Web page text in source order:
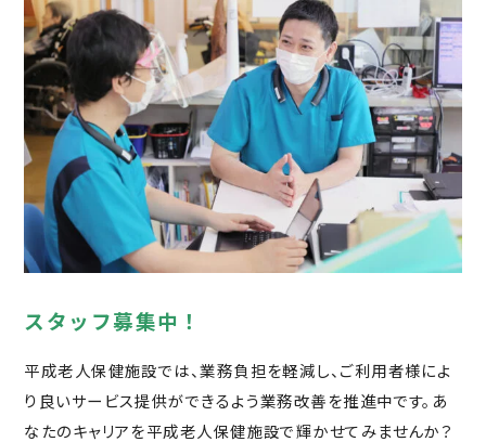
スタッフ募集中！
平成老人保健施設では、業務負担を軽減し、ご利用者様によ
り良いサービス提供ができるよう業務改善を推進中です。あ
なたのキャリアを平成老人保健施設で輝かせてみませんか？